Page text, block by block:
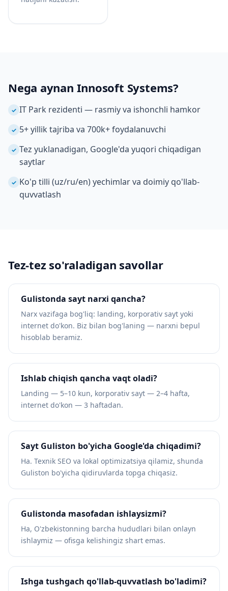
Nega aynan Innosoft Systems?
✓ IT Park rezidenti — rasmiy va ishonchli hamkor
✓ 5+ yillik tajriba va 700k+ foydalanuvchi
✓ Tez yuklanadigan, Google'da yuqori chiqadigan
saytlar
✓ Ko'p tilli (uz/ru/en) yechimlar va doimiy qo'llab-
quvvatlash
Tez-tez so'raladigan savollar
Gulistonda sayt narxi qancha?
Narx vazifaga bog'liq: landing, korporativ sayt yoki
internet do'kon. Biz bilan bog'laning — narxni bepul
hisoblab beramiz.
Ishlab chiqish qancha vaqt oladi?
Landing — 5–10 kun, korporativ sayt — 2–4 hafta,
internet do'kon — 3 haftadan.
Sayt Guliston bo'yicha Google'da chiqadimi?
Ha. Texnik SEO va lokal optimizatsiya qilamiz, shunda
Guliston bo'yicha qidiruvlarda topga chiqasiz.
Gulistonda masofadan ishlaysizmi?
Ha, O'zbekistonning barcha hududlari bilan onlayn
ishlaymiz — ofisga kelishingiz shart emas.
Ishga tushgach qo'llab-quvvatlash bo'ladimi?